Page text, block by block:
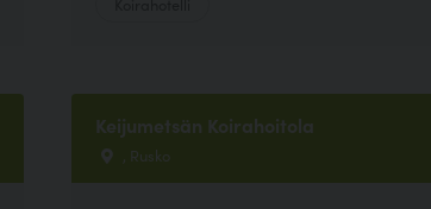
Keijumetsän Koirahoitola
, Rusko